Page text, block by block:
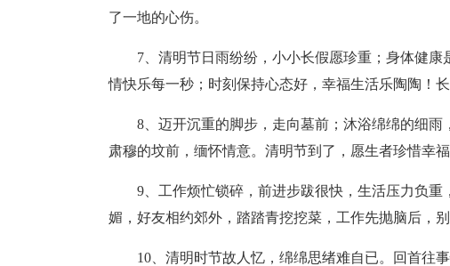
了一地的心伤。
7、清明节日雨纷纷，小小长假愿珍重；身体健
情快乐每一秒；时刻保持心态好，幸福生活乐陶陶！长
8、迈开沉重的脚步，走向墓前；沐浴绵绵的细
肃穆的坟前，缅怀情意。清明节到了，愿生者珍惜幸福
9、工作烦忙锁碎，前进步跋很快，生活压力负
媚，好友相约郊外，踏踏青挖挖菜，工作先抛脑后，
10、清明时节故人忆，绵绵思绪难自已。回首往